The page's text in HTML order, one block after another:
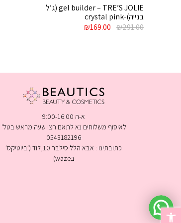
gel builder – TRE’S JOLIE (ג’ל
בנייה)-crystal pink
₪291.00
המחיר
₪169.00
א-ה 9:00-16:00
לאיסוף משלוחים נא לתאם חצי שעה מראש בטל'
0543182196
כתובתינו : אבא הלל סילבר 10,לוד (׳ביוטיקס׳
בwaze)
פתח סרגל נגישות